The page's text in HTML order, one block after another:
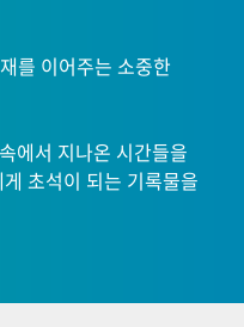
를 이어주는 소중한
에서 지나온 시간들을
초석이 되는 기록물을